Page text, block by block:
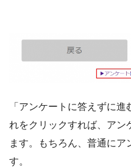
「アンケートに答えずに
れをクリックすれば、アン
ます。もちろん、普通に
す。